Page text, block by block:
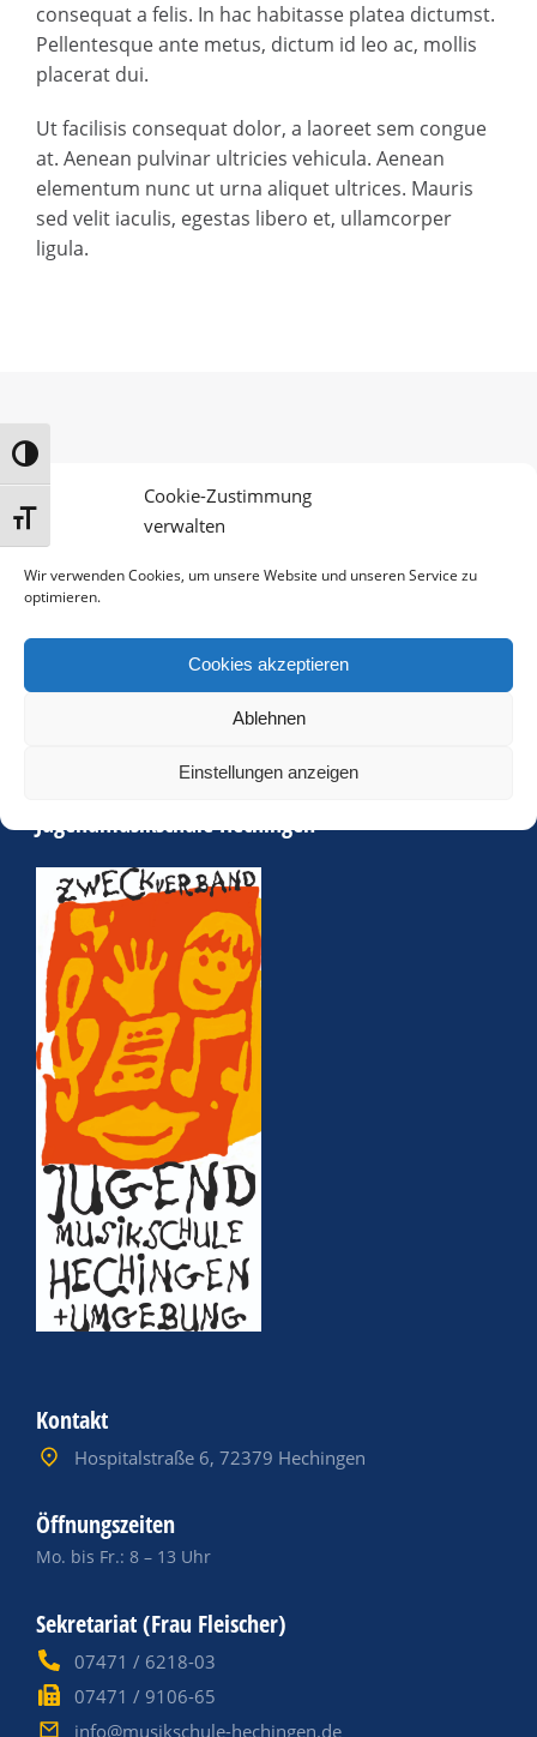
Cookie-Zustimmung
verwalten
Wir verwenden Cookies, um unsere Website und unseren Service zu
optimieren.
Cookies akzeptieren
Ablehnen
Einstellungen anzeigen
Umschalten auf hohe Kontraste
Schrift vergrößern
consequat a felis. In hac habitasse platea dictumst.
Pellentesque ante metus, dictum id leo ac, mollis
placerat dui.
Ut facilisis consequat dolor, a laoreet sem congue
at. Aenean pulvinar ultricies vehicula. Aenean
elementum nunc ut urna aliquet ultrices. Mauris
sed velit iaculis, egestas libero et, ullamcorper
ligula.
More clients...
Jugendmusikschule Hechingen
Kontakt
Hospitalstraße 6, 72379 Hechingen
Öffnungszeiten
Mo. bis Fr.: 8 – 13 Uhr
Sekretariat (Frau Fleischer)
07471 / 6218-03
07471 / 9106-65
info@musikschule-hechingen.de